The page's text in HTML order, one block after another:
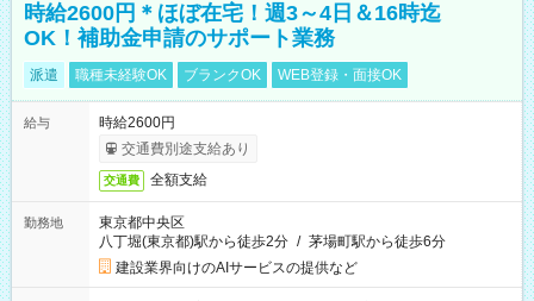
時給2600円＊ほぼ在宅！週3～4日＆16時迄
OK！補助金申請のサポート業務
派遣 職種未経験OK ブランクOK WEB登録・面接OK
給与
時給2600円
交通費別途支給あり
交通費 全額支給
勤務地
東京都中央区
八丁堀(東京都)駅から徒歩2分 / 茅場町駅から徒歩6分
建設業界向けのAIサービスの提供など